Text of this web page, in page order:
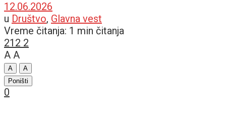
12.06.2026
u Društvo, Glavna vest
Vreme čitanja: 1 min čitanja
212 2
A A
A
A
Poništi
0